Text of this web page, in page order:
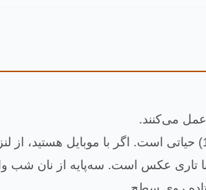
عمل می‌کنند.
تاری عکس است. سه‌پایه از نان شب